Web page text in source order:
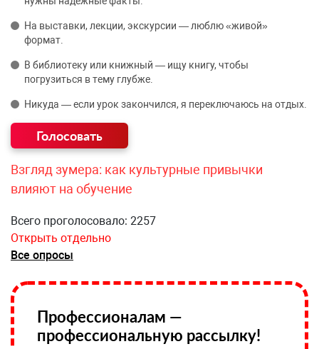
На выставки, лекции, экскурсии — люблю «живой»
формат.
В библиотеку или книжный — ищу книгу, чтобы
погрузиться в тему глубже.
Никуда — если урок закончился, я переключаюсь на отдых.
Взгляд зумера: как культурные привычки
влияют на обучение
Всего проголосовало: 2257
Открыть отдельно
Все опросы
Профессионалам —
профессиональную рассылку!